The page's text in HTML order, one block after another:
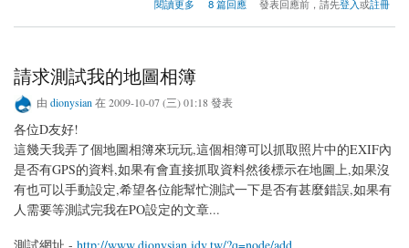
閱讀更多 8 篇回應 發表回應前，請先登入或註冊
請求測試我的地圖相簿
由 dionysian在 2009-10-07 (三) 01:18 發表
各位D友好!
這幾天我弄了個地圖相簿來玩玩,這個相簿可以抓取照片中的EXIF內
是否有GPS的資料,如果有會直接抓取資料然後標示在地圖上,如果沒
有也可以手動設定,希望各位能幫忙測試一下是否有甚麼錯誤,如果有
人需要等測試完我在PO設定的文章...